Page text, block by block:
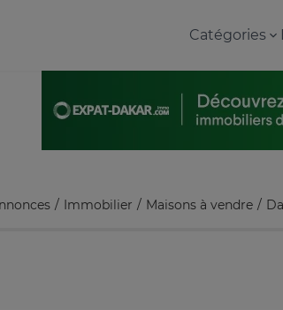
Catégories
Immobilier Maisons à vendre